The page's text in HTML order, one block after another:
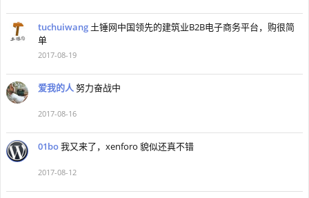
tuchuiwang 土锤网中国领先的建筑业B2B电子商务平台，购很简
单
2017-08-19
爱我的人努力奋战中
2017-08-16
01bo我又来了，xenforo 貌似还真不错
2017-08-12